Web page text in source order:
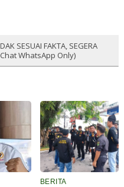
SESUAI FAKTA, SEGERA
WhatsApp Only)
BERITA